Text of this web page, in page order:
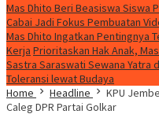
Mas Dhito Beri Beasiswa Siswa
Cabai Jadi Fokus Pembuatan
Mas Dhito Ingatkan Pentingnya
Kerja Prioritaskan Hak Anak,
Sastra Saraswati Sewana Yatra
Toleransi lewat Budaya
Home
Headline
KPU
Caleg DPR Partai Golkar